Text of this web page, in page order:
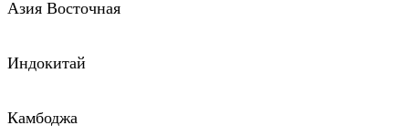
Азия Восточная
Индокитай
Камбоджа